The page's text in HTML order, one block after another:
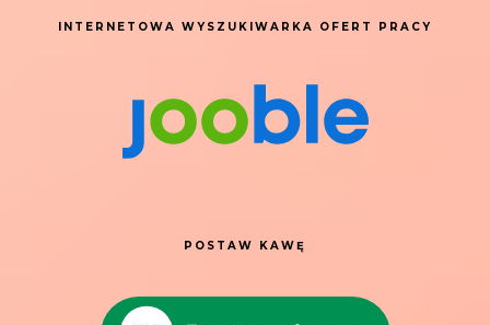
INTERNETOWA WYSZUKIWARKA OFERT PRACY
POSTAW KAWĘ